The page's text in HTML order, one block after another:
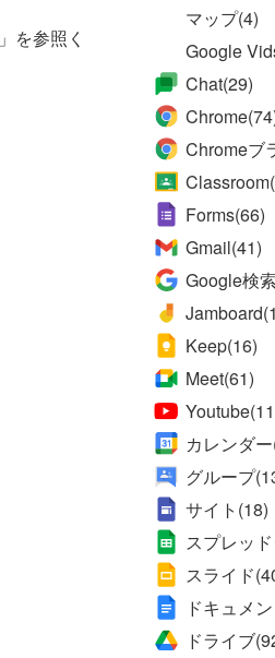
を参照く
マップ(4)
Google
Chat(29)
Chrome
Chromeブ
Classroom
Forms(66)
Gmail(41)
Google検索
Jamboard
Keep(16)
Meet(61)
Youtube
カレンダー
グループ
サイト (18)
スプレッ
スライド
ドキュメン
ドライブ